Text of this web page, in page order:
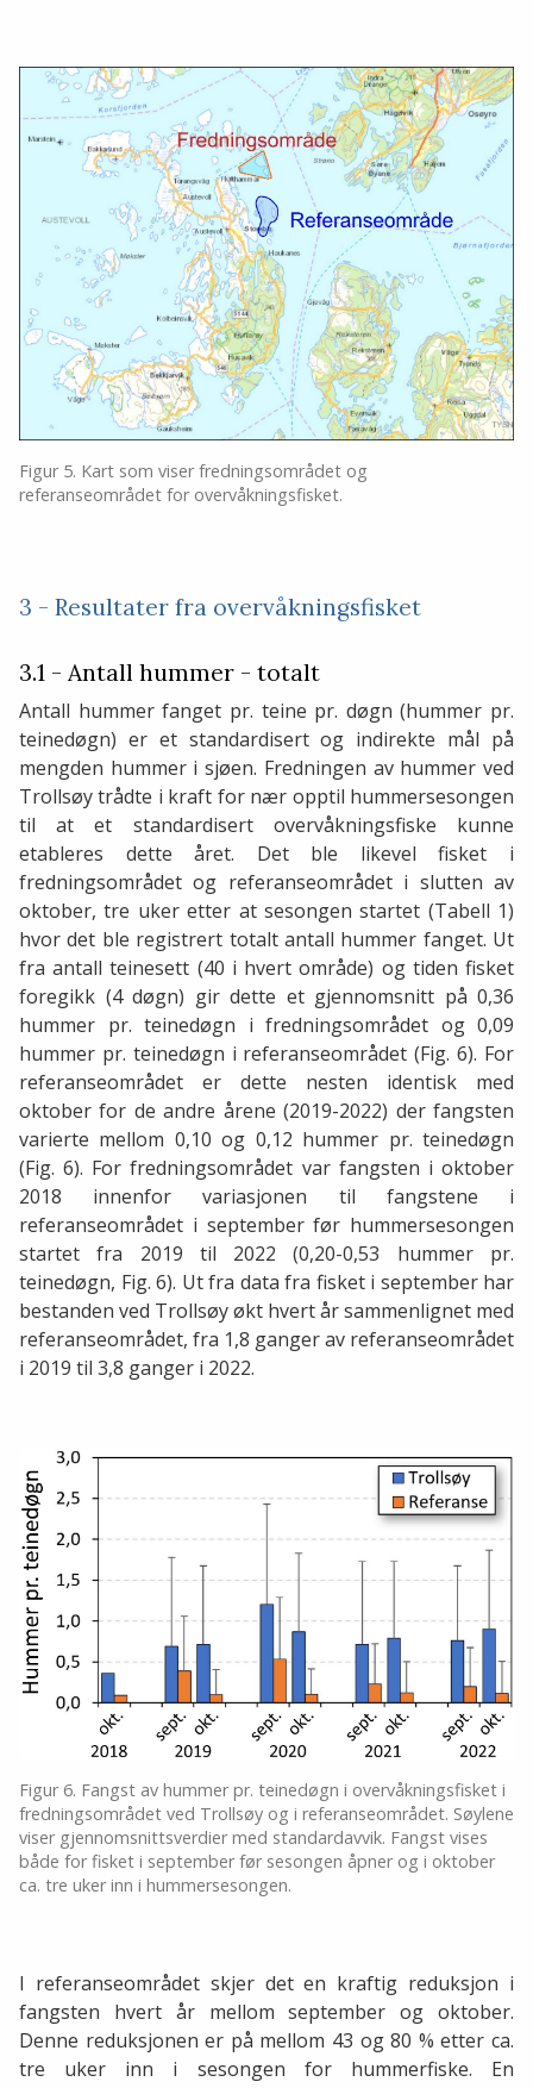
Figur 5. Kart som viser fredningsområdet og
referanseområdet for overvåkningsfisket.
3 - Resultater fra overvåkningsfisket
3.1 - Antall hummer - totalt
Antall hummer fanget pr. teine pr. døgn (hummer pr.
teinedøgn) er et standardisert og indirekte mål på
mengden hummer i sjøen. Fredningen av hummer ved
Trollsøy trådte i kraft for nær opptil hummersesongen
til at et standardisert overvåkningsfiske kunne
etableres dette året. Det ble likevel fisket i
fredningsområdet og referanseområdet i slutten av
oktober, tre uker etter at sesongen startet (Tabell 1)
hvor det ble registrert totalt antall hummer fanget. Ut
fra antall teinesett (40 i hvert område) og tiden fisket
foregikk (4 døgn) gir dette et gjennomsnitt på 0,36
hummer pr. teinedøgn i fredningsområdet og 0,09
hummer pr. teinedøgn i referanseområdet (Fig. 6). For
referanseområdet er dette nesten identisk med
oktober for de andre årene (2019-2022) der fangsten
varierte mellom 0,10 og 0,12 hummer pr. teinedøgn
(Fig. 6). For fredningsområdet var fangsten i oktober
2018 innenfor variasjonen til fangstene i
referanseområdet i september før hummersesongen
startet fra 2019 til 2022 (0,20-0,53 hummer pr.
teinedøgn, Fig. 6). Ut fra data fra fisket i september har
bestanden ved Trollsøy økt hvert år sammenlignet med
referanseområdet, fra 1,8 ganger av referanseområdet
i 2019 til 3,8 ganger i 2022.
Figur 6. Fangst av hummer pr. teinedøgn i overvåkningsfisket i
fredningsområdet ved Trollsøy og i referanseområdet. Søylene
viser gjennomsnittsverdier med standardavvik. Fangst vises
både for fisket i september før sesongen åpner og i oktober
ca. tre uker inn i hummersesongen.
I referanseområdet skjer det en kraftig reduksjon i
fangsten hvert år mellom september og oktober.
Denne reduksjonen er på mellom 43 og 80 % etter ca.
tre uker inn i sesongen for hummerfiske. En